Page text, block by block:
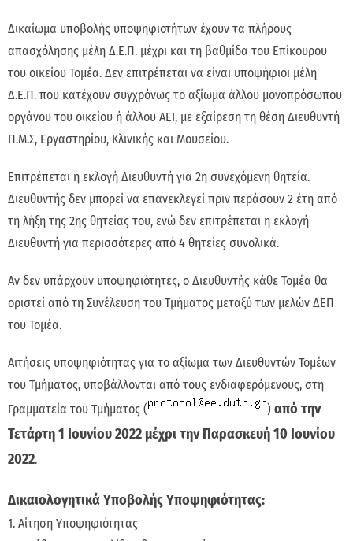
Δικαίωμα υποβολής υποψηφιοτήτων έχουν τα πλήρους
απασχόλησης μέλη Δ.Ε.Π. μέχρι και τη βαθμίδα του Επίκουρου
του οικείου Τομέα. Δεν επιτρέπεται να είναι υποψήφιοι μέλη
Δ.Ε.Π. που κατέχουν συγχρόνως το αξίωμα άλλου μονοπρόσωπου
οργάνου του οικείου ή άλλου ΑΕΙ, με εξαίρεση τη θέση Διευθυντή
Π.Μ.Σ, Εργαστηρίου, Κλινικής και Μουσείου.
Επιτρέπεται η εκλογή Διευθυντή για 2η συνεχόμενη θητεία.
Διευθυντής δεν μπορεί να επανεκλεγεί πριν περάσουν 2 έτη από
τη λήξη της 2ης θητείας του, ενώ δεν επιτρέπεται η εκλογή
Διευθυντή για περισσότερες από 4 θητείες συνολικά.
Αν δεν υπάρχουν υποψηφιότητες, ο Διευθυντής κάθε Τομέα θα
οριστεί από τη Συνέλευση του Τμήματος μεταξύ των μελών ΔΕΠ
του Τομέα.
Αιτήσεις υποψηφιότητας για το αξίωμα των Διευθυντών Τομέων
του Τμήματος, υποβάλλονται από τους ενδιαφερόμενους, στη
Γραμματεία του Τμήματος (
) από την
Τετάρτη 1 Ιουνίου 2022 μέχρι την Παρασκευή 10 Ιουνίου
2022.
Δικαιολογητικά Υποβολής Υποψηφιότητας:
1. Αίτηση Υποψηφιότητας